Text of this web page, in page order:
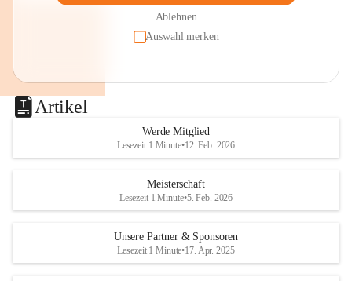
Ablehnen
Auswahl merken
Artikel
Werde Mitglied
Lesezeit 1 Minute•12. Feb. 2026
Meisterschaft
Lesezeit 1 Minute•5. Feb. 2026
Unsere Partner & Sponsoren
Lesezeit 1 Minute•17. Apr. 2025